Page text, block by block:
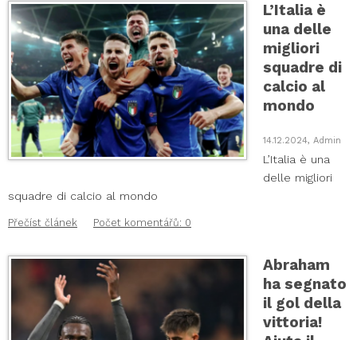
L’Italia è
una delle
migliori
squadre di
calcio al
mondo
14.12.2024, Admin
L’Italia è una
delle migliori
squadre di calcio al mondo
Přečíst článek Počet komentářů: 0
Abraham
ha segnato
il gol della
vittoria!